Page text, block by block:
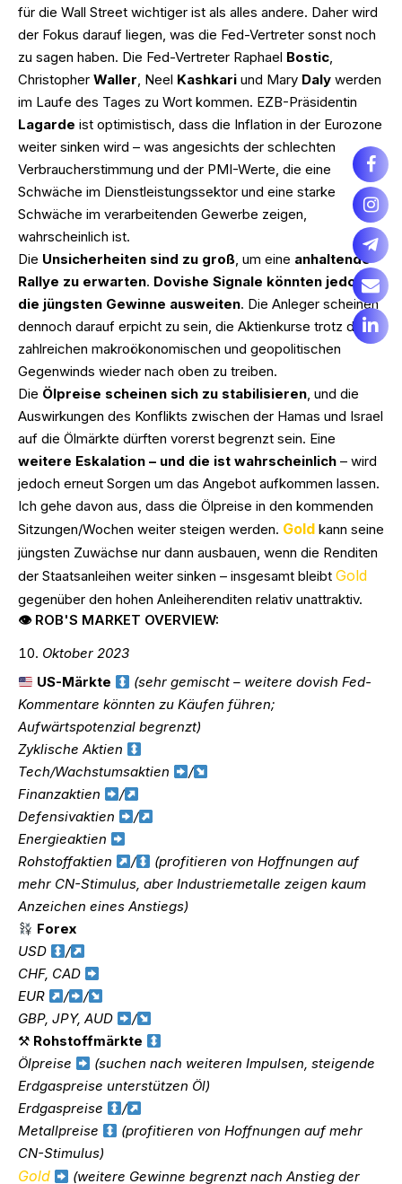
für die Wall Street wichtiger ist als alles andere. Daher wird
der Fokus darauf liegen, was die Fed-Vertreter sonst noch
zu sagen haben. Die Fed-Vertreter Raphael Bostic,
Christopher Waller, Neel Kashkari und Mary Daly werden
im Laufe des Tages zu Wort kommen. EZB-Präsidentin
Lagarde ist optimistisch, dass die Inflation in der Eurozone
weiter sinken wird – was angesichts der schlechten
Verbraucherstimmung und der PMI-Werte, die eine
Schwäche im Dienstleistungssektor und eine starke
Schwäche im verarbeitenden Gewerbe zeigen,
wahrscheinlich ist.
Die Unsicherheiten sind zu groß, um eine anhaltende
Rallye zu erwarten. Dovishe Signale könnten jedoch
die jüngsten Gewinne ausweiten. Die Anleger scheinen
dennoch darauf erpicht zu sein, die Aktienkurse trotz des
zahlreichen makroökonomischen und geopolitischen
Gegenwinds wieder nach oben zu treiben.
Die Ölpreise scheinen sich zu stabilisieren, und die
Auswirkungen des Konflikts zwischen der Hamas und Israel
auf die Ölmärkte dürften vorerst begrenzt sein. Eine
weitere Eskalation – und die ist wahrscheinlich – wird
jedoch erneut Sorgen um das Angebot aufkommen lassen.
Ich gehe davon aus, dass die Ölpreise in den kommenden
Sitzungen/Wochen weiter steigen werden. Gold kann seine
jüngsten Zuwächse nur dann ausbauen, wenn die Renditen
der Staatsanleihen weiter sinken – insgesamt bleibt Gold
gegenüber den hohen Anleiherenditen relativ unattraktiv.
👁 ROB'S MARKET OVERVIEW:
Oktober 2023
US-Märkte
(sehr gemischt – weitere dovish Fed-
Kommentare könnten zu Käufen führen;
Aufwärtspotenzial begrenzt)
Zyklische Aktien
Tech/Wachstumsaktien
/
Finanzaktien
/
Defensivaktien
/
Energieaktien
Rohstoffaktien
/
(profitieren von Hoffnungen auf
mehr CN-Stimulus, aber Industriemetalle zeigen kaum
Anzeichen eines Anstiegs)
Forex
USD
/
CHF, CAD
EUR
/
/
GBP, JPY, AUD
/
⚒ Rohstoffmärkte
Ölpreise
(suchen nach weiteren Impulsen, steigende
Erdgaspreise unterstützen Öl)
Erdgaspreise
/
Metallpreise
(profitieren von Hoffnungen auf mehr
CN-Stimulus)
Gold
(weitere Gewinne begrenzt nach Anstieg der